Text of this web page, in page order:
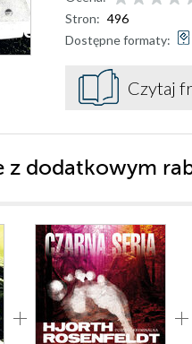
Stron: 496
Dostępne formaty:
Czytaj
z dodatkowym